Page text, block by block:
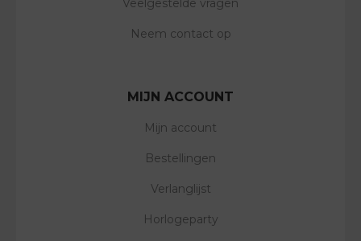
Veelgestelde vragen
Neem contact op
MIJN ACCOUNT
Mijn account
Bestellingen
Verlanglijst
Horlogeparty